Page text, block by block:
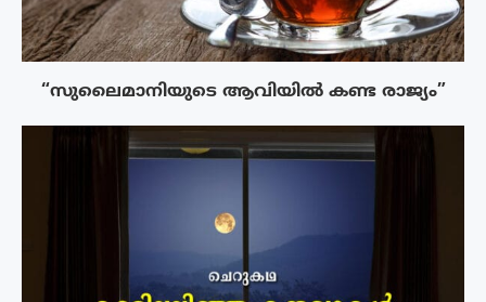
“സുലൈമാനിയുടെ ആവിയിൽ കണ്ട രാജ്യം”